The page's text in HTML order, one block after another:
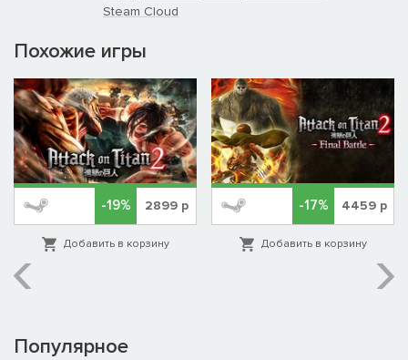
Steam Cloud
Похожие игры
-19% 2899р
Добавить в корзину
-17% 4459р
Добавить в корзину
Популярное